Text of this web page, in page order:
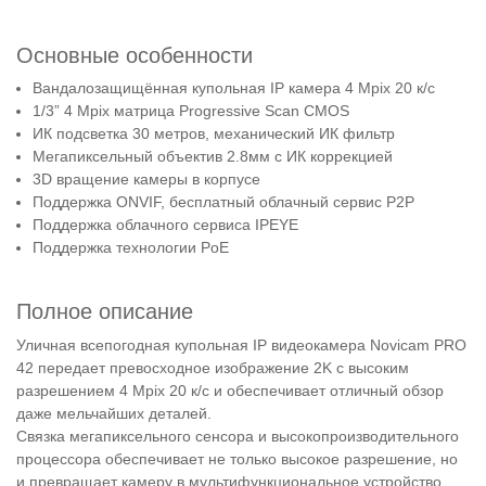
Основные особенности
Вандалозащищённая купольная IP камера 4 Mpix 20 к/с
1/3” 4 Mpix матрица Progressive Scan CMOS
ИК подсветка 30 метров, механический ИК фильтр
Мегапиксельный объектив 2.8мм с ИК коррекцией
3D вращение камеры в корпусе
Поддержка ONVIF, бесплатный облачный сервис P2P
Поддержка облачного сервиса IPEYE
Поддержка технологии PoE
Полное описание
Уличная всепогодная купольная IP видеокамера Novicam PRO
42 передает превосходное изображение 2K с высоким
разрешением 4 Mpix 20 к/с и обеспечивает отличный обзор
даже мельчайших деталей.
Связка мегапиксельного сенсора и высокопроизводительного
процессора обеспечивает не только высокое разрешение, но
и превращает камеру в мультифункциональное устройство.